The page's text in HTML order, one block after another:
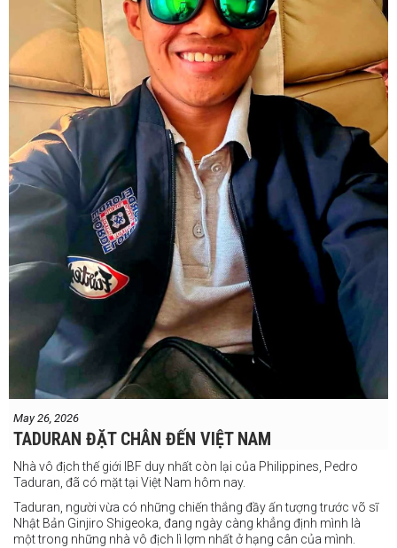
May 26, 2026
TADURAN ĐẶT CHÂN ĐẾN VIỆT NAM
Nhà vô địch thế giới IBF duy nhất còn lại của Philippines, Pedro
Taduran, đã có mặt tại Việt Nam hôm nay.
Taduran, người vừa có những chiến thắng đầy ấn tượng trước võ sĩ
Nhật Bản Ginjiro Shigeoka, đang ngày càng khẳng định mình là
một trong những nhà vô địch lì lợm nhất ở hạng cân của mình.